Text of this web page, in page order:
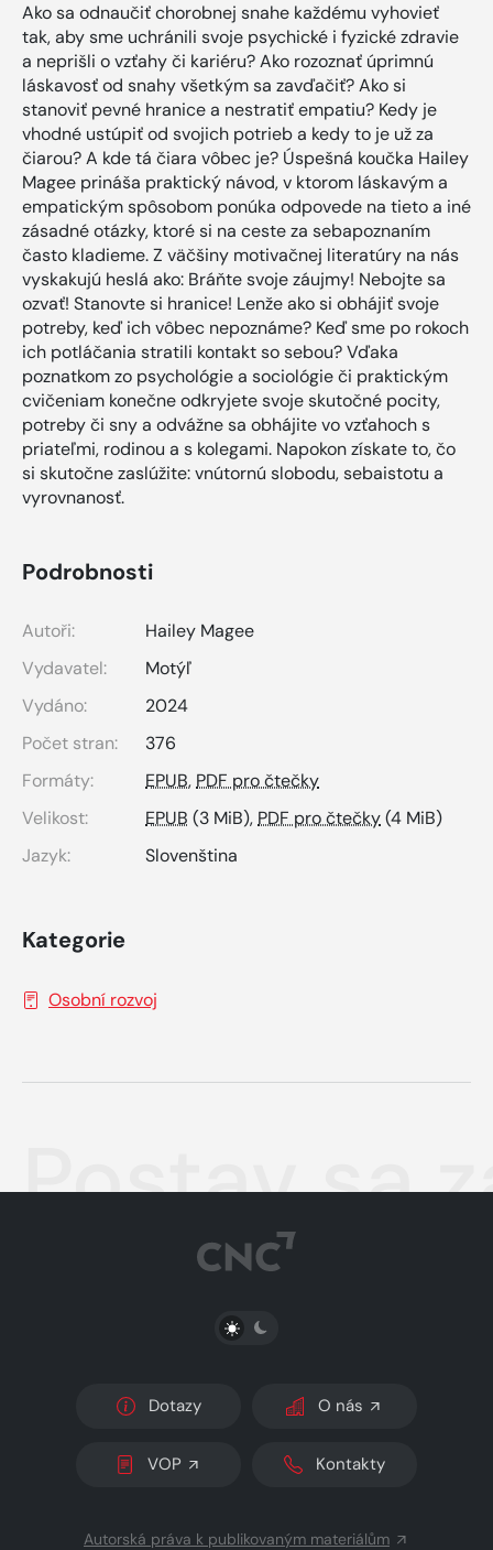
Ako sa odnaučiť chorobnej snahe každému vyhovieť
tak, aby sme uchránili svoje psychické i fyzické zdravie
a neprišli o vzťahy či kariéru? Ako rozoznať úprimnú
láskavosť od snahy všetkým sa zavďačiť? Ako si
stanoviť pevné hranice a nestratiť empatiu? Kedy je
vhodné ustúpiť od svojich potrieb a kedy to je už za
čiarou? A kde tá čiara vôbec je? Úspešná koučka Hailey
Magee prináša praktický návod, v ktorom láskavým a
empatickým spôsobom ponúka odpovede na tieto a iné
zásadné otázky, ktoré si na ceste za sebapoznaním
často kladieme. Z väčšiny motivačnej literatúry na nás
vyskakujú heslá ako: Bráňte svoje záujmy! Nebojte sa
ozvať! Stanovte si hranice! Lenže ako si obhájiť svoje
potreby, keď ich vôbec nepoznáme? Keď sme po rokoch
ich potláčania stratili kontakt so sebou? Vďaka
poznatkom zo psychológie a sociológie či praktickým
cvičeniam konečne odkryjete svoje skutočné pocity,
potreby či sny a odvážne sa obhájite vo vzťahoch s
priateľmi, rodinou a s kolegami. Napokon získate to, čo
si skutočne zaslúžite: vnútornú slobodu, sebaistotu a
vyrovnanosť.
Podrobnosti
Autoři:
Hailey Magee
Vydavatel:
Motýľ
Vydáno:
2024
Počet stran:
376
Formáty:
EPUB, PDF pro čtečky
Velikost:
EPUB (3 MiB), PDF pro čtečky(4 MiB)
Jazyk:
Slovenština
Kategorie
Osobní rozvoj
Postav sa
PŘEPNOUT SVĚTLÝ/TMAVÝ REŽIM
Dotazy O nás
VOP Kontakty
Autorská práva k publikovaným materiálům